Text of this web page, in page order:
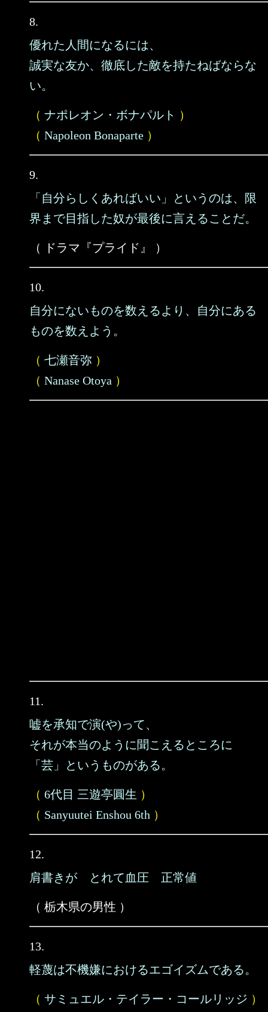
8.
優れた人間になるには、
誠実な友か、徹底した敵を持たねばならな
い。
（ ナポレオン・ボナパルト ）
（ Napoleon Bonaparte ）
9.
「自分らしくあればいい」というのは、限
界まで目指した奴が最後に言えることだ。
（ ドラマ『プライド』 ）
10.
自分にないものを数えるより、自分にある
ものを数えよう。
（ 七瀬音弥 ）
（ Nanase Otoya ）
11.
嘘を承知で演(や)って、
それが本当のように聞こえるところに
「芸」というものがある。
（ 6代目 三遊亭圓生 ）
（ Sanyuutei Enshou 6th ）
12.
肩書きが とれて血圧 正常値
（ 栃木県の男性 ）
13.
軽蔑は不機嫌におけるエゴイズムである。
（ サミュエル・テイラー・コールリッジ ）